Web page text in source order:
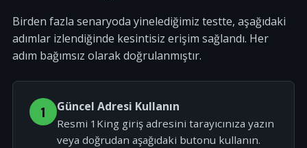
Birden fazla senaryoda yinelediğimiz testte, aşağıdaki
adımlar izlendiğinde kesintisiz erişim sağlandı. Her
adım bağımsız olarak doğrulanmıştır.
1 Güncel Adresi Kullanın
Resmi 1King giriş adresini tarayıcınıza yazın
veya doğrudan aşağıdaki butonu kullanın.